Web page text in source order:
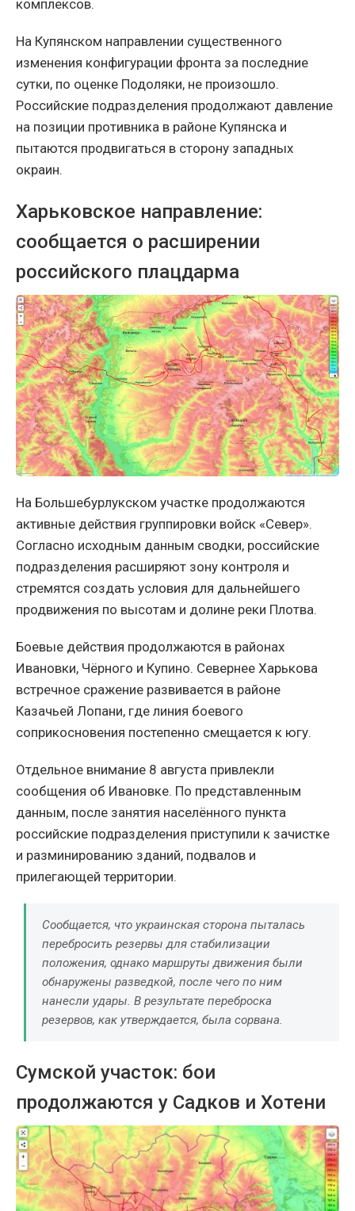
комплексов.
На Купянском направлении существенного
изменения конфигурации фронта за последние
сутки, по оценке Подоляки, не произошло.
Российские подразделения продолжают давление
на позиции противника в районе Купянска и
пытаются продвигаться в сторону западных
окраин.
Харьковское направление:
сообщается о расширении
российского плацдарма
На Большебурлукском участке продолжаются
активные действия группировки войск «Север».
Согласно исходным данным сводки, российские
подразделения расширяют зону контроля и
стремятся создать условия для дальнейшего
продвижения по высотам и долине реки Плотва.
Боевые действия продолжаются в районах
Ивановки, Чёрного и Купино. Севернее Харькова
встречное сражение развивается в районе
Казачьей Лопани, где линия боевого
соприкосновения постепенно смещается к югу.
Отдельное внимание 8 августа привлекли
сообщения об Ивановке. По представленным
данным, после занятия населённого пункта
российские подразделения приступили к зачистке
и разминированию зданий, подвалов и
прилегающей территории.
Сообщается, что украинская сторона пыталась
перебросить резервы для стабилизации
положения, однако маршруты движения были
обнаружены разведкой, после чего по ним
нанесли удары. В результате переброска
резервов, как утверждается, была сорвана.
Сумской участок: бои
продолжаются у Садков и Хотени